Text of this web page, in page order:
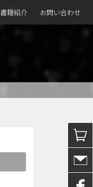
書籍紹介 お問い合わせ